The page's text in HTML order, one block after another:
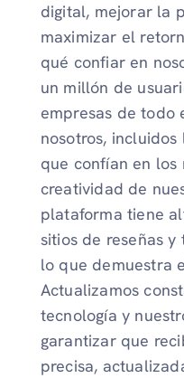
digital, mejorar la
maximizar el
qué confiar en
un millón de
empresas de todo
nosotros,
que confían en los
creatividad de
plataforma tiene
sitios de reseñas
lo que demuestra
Actualizamos
tecnología y
garantizar que
precisa,